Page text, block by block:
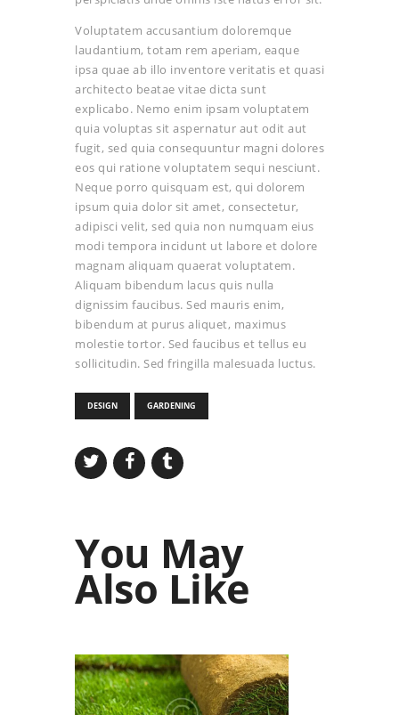
Voluptatem accusantium doloremque
laudantium, totam rem aperiam, eaque
ipsa quae ab illo inventore veritatis et quasi
architecto beatae vitae dicta sunt
explicabo. Nemo enim ipsam voluptatem
quia voluptas sit aspernatur aut odit aut
fugit, sed quia consequuntur magni dolores
eos qui ratione voluptatem sequi nesciunt.
Neque porro quisquam est, qui dolorem
ipsum quia dolor sit amet, consectetur,
adipisci velit, sed quia non numquam eius
modi tempora incidunt ut labore et dolore
magnam aliquam quaerat voluptatem.
Aliquam bibendum lacus quis nulla
dignissim faucibus. Sed mauris enim,
bibendum at purus aliquet, maximus
molestie tortor. Sed faucibus et tellus eu
sollicitudin. Sed fringilla malesuada luctus.
DESIGN GARDENING
You May
Also Like